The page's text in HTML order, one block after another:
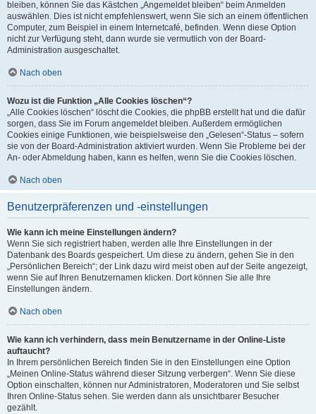
bleiben, können Sie das Kästchen „Angemeldet bleiben“ beim Anmelden
auswählen. Dies ist nicht empfehlenswert, wenn Sie sich an einem öffentlichen
Computer, zum Beispiel in einem Internetcafé, befinden. Wenn diese Option
nicht zur Verfügung steht, dann wurde sie vermutlich von der Board-
Administration ausgeschaltet.
Nach oben
Wozu ist die Funktion „Alle Cookies löschen“?
„Alle Cookies löschen“ löscht die Cookies, die phpBB erstellt hat und die dafür
sorgen, dass Sie im Forum angemeldet bleiben. Außerdem ermöglichen
Cookies einige Funktionen, wie beispielsweise den „Gelesen“-Status – sofern
sie von der Board-Administration aktiviert wurden. Wenn Sie Probleme bei der
An- oder Abmeldung haben, kann es helfen, wenn Sie die Cookies löschen.
Nach oben
Benutzerpräferenzen und -einstellungen
Wie kann ich meine Einstellungen ändern?
Wenn Sie sich registriert haben, werden alle Ihre Einstellungen in der
Datenbank des Boards gespeichert. Um diese zu ändern, gehen Sie in den
„Persönlichen Bereich“; der Link dazu wird meist oben auf der Seite angezeigt,
wenn Sie auf Ihren Benutzernamen klicken. Dort können Sie alle Ihre
Einstellungen ändern.
Nach oben
Wie kann ich verhindern, dass mein Benutzername in der Online-Liste
auftaucht?
In Ihrem persönlichen Bereich finden Sie in den Einstellungen eine Option
„Meinen Online-Status während dieser Sitzung verbergen“. Wenn Sie diese
Option einschalten, können nur Administratoren, Moderatoren und Sie selbst
Ihren Online-Status sehen. Sie werden dann als unsichtbarer Besucher
gezählt.